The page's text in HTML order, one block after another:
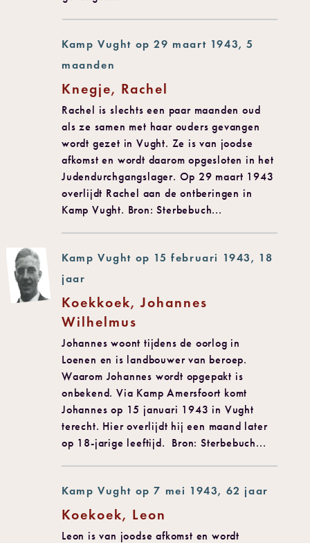
Kamp Vught op 29 maart 1943, 5
maanden
Knegje, Rachel
Rachel is slechts een paar maanden oud
als ze samen met haar ouders gevangen
wordt gezet in Vught. Ze is van joodse
afkomst en wordt daarom opgesloten in het
Judendurchgangslager. Op 29 maart 1943
overlijdt Rachel aan de ontberingen in
Kamp Vught. Bron: Sterbebuch...
Kamp Vught op 15 februari 1943, 18
jaar
Koekkoek, Johannes
Wilhelmus
Johannes woont tijdens de oorlog in
Loenen en is landbouwer van beroep.
Waarom Johannes wordt opgepakt is
onbekend. Via Kamp Amersfoort komt
Johannes op 15 januari 1943 in Vught
terecht. Hier overlijdt hij een maand later
op 18-jarige leeftijd. Bron: Sterbebuch...
Kamp Vught op 7 mei 1943, 62 jaar
Koekoek, Leon
Leon is van joodse afkomst en wordt